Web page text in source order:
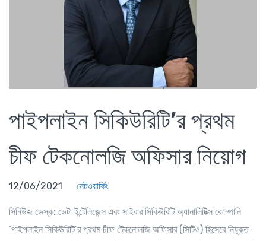
পাইপলাইন সিকিউরিটি’র প্রথম
চীফ টেকনোলজি অফিসার নিয়োগ
12/06/2021 নেটওয়ার্কিং
সিনিউজ ডেস্ক: ডেটা ইন্টেলিজেন্স এবং সাইবার সিকিউরিটি অ্যানালিটিক্স কোম্পানি
‘পাইপলাইন সিকিউরিটি’র প্রথম চীফ টেকনোলজি অফিসার (সিটিও) হিসেবে নিযুক্ত